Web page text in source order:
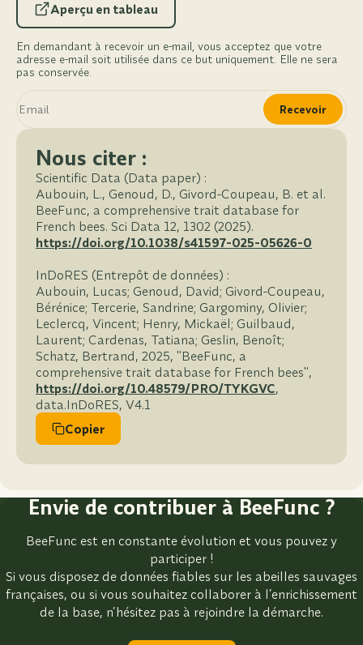
Aperçu en tableau
En demandant à recevoir un e-mail, vous acceptez que votre
adresse e-mail soit utilisée dans ce but uniquement. Elle ne sera
pas conservée.
Recevoir
Nous citer :
Scientific Data (Data paper) :
Aubouin, L., Genoud, D., Givord-Coupeau, B. et al.
BeeFunc, a comprehensive trait database for
French bees. Sci Data 12, 1302 (2025).
https://doi.org/10.1038/s41597-025-05626-0
InDoRES (Entrepôt de données) :
Aubouin, Lucas; Genoud, David; Givord-Coupeau,
Bérénice; Tercerie, Sandrine; Gargominy, Olivier;
Leclercq, Vincent; Henry, Mickaël; Guilbaud,
Laurent; Cardenas, Tatiana; Geslin, Benoît;
Schatz, Bertrand, 2025, "BeeFunc, a
comprehensive trait database for French bees",
https://doi.org/10.48579/PRO/TYKGVC,
data.InDoRES, V4.1
Copier
Envie de contribuer à BeeFunc ?
BeeFunc est en constante évolution et vous pouvez y
participer !
Si vous disposez de données fiables sur les abeilles sauvages
françaises, ou si vous souhaitez collaborer à l’enrichissement
de la base, n’hésitez pas à rejoindre la démarche.